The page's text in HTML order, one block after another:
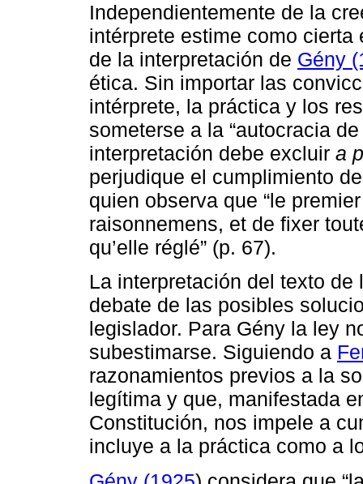
Independientemente de la
intérprete estime como
de la interpretación de Gény
ética. Sin importar las
intérprete, la práctica y los
someterse a la “autocracia
interpretación debe excluir a
perjudique el cumplimiento
quien observa que “le
raisonnemens, et de fixer
qu’elle réglé” (p. 67).
La interpretación del texto
debate de las posibles
legislador. Para Gény la ley
subestimarse. Siguiendo a
razonamientos previos a la
legítima y que, manifestada
Constitución, nos impele a
incluye a la práctica como a